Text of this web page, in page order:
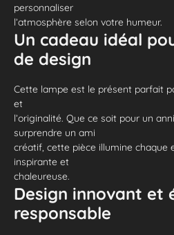
personnaliser
l’atmosphère selon votre humeur.
Un cadeau idéal
de design
Cette lampe est le présent parfait
et
l’originalité. Que ce soit pour un
surprendre un ami
créatif, cette pièce illumine chaque
inspirante et
chaleureuse.
Design innovant et
responsable